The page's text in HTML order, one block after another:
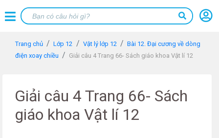
Trang chủ Lớp 12 Vật lý lớp 12
Bài 12. Đại cương về dòng
điện xoay chiều
Giải câu 4 Trang 66- Sách giáo khoa Vật lí 12
Giải câu 4 Trang 66- Sách
giáo khoa Vật lí 12